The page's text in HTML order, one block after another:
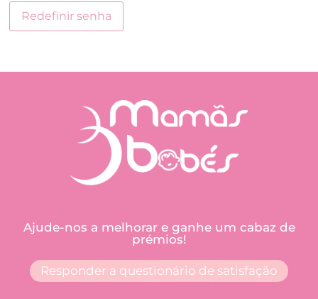
Redefinir senha
Ajude-nos a melhorar e ganhe um cabaz de
prémios!
Responder a questionário de satisfação